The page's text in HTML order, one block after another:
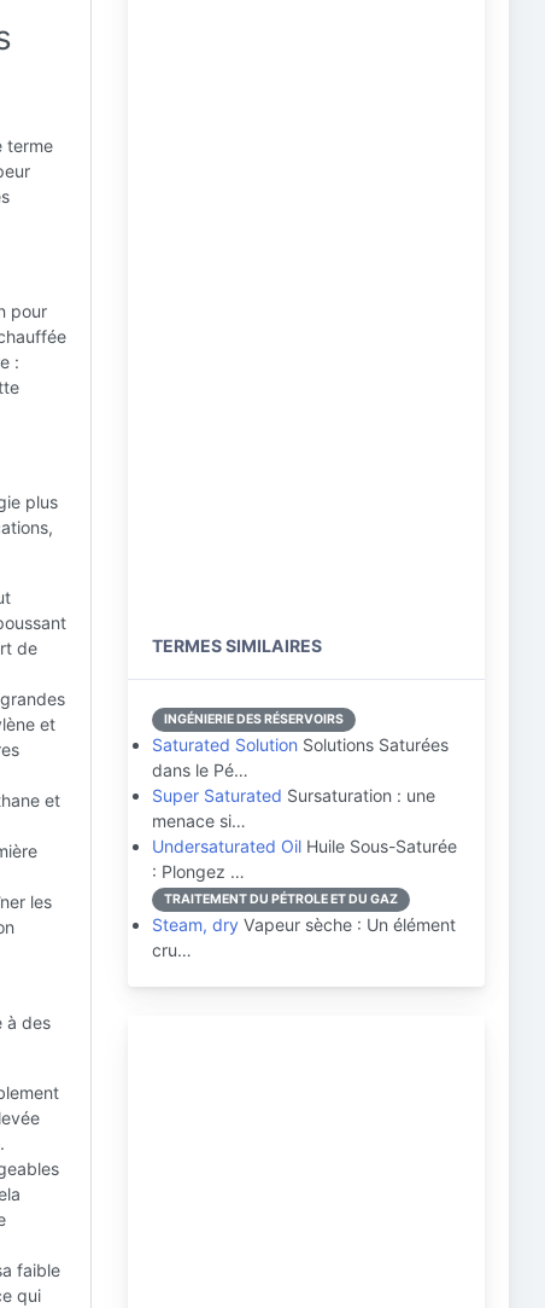
terme
pour
:
plus
de
et
et
les
à des
faible
qui
TERMES SIMILAIRES
INGÉNIERIE DES RÉSERVOIRS
Saturated Solution Solutions Saturées
dans le Pé…
Super Saturated Sursaturation : une
menace si…
Undersaturated Oil Huile Sous-Saturée
: Plongez …
TRAITEMENT DU PÉTROLE ET DU GAZ
Steam, dry Vapeur sèche : Un élément
cru…